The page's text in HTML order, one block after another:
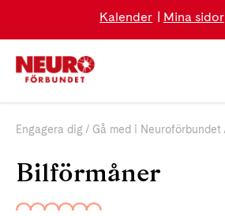
Kalender Mina sidor
Engagera dig Gå med i Neuroförbundet
Bilförmåner